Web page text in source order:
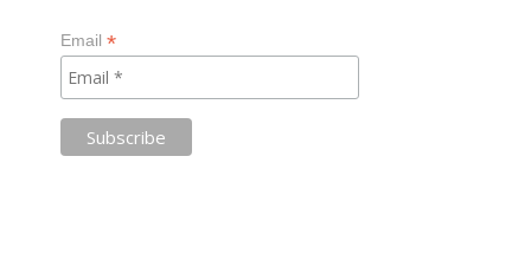
Email*